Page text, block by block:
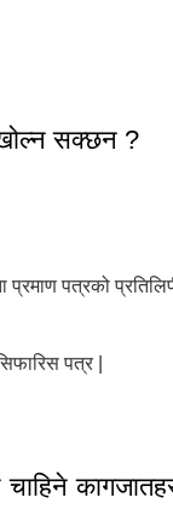
सक्छन ?
पत्रको
पत्र |
चाहिने